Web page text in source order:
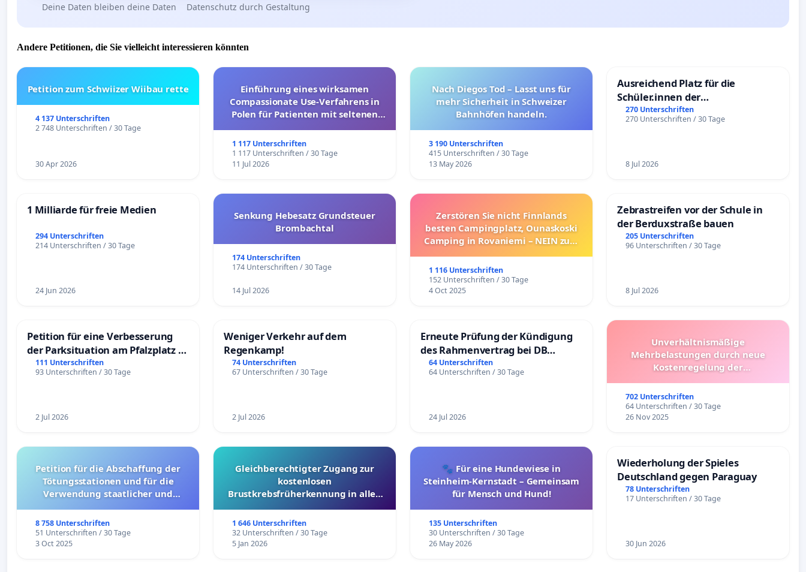
Deine Daten bleiben deine Daten Datenschutz durch Gestaltung
Andere Petitionen, die Sie vielleicht interessieren könnten
Petition zum Schwiizer Wiibau rette
4 137 Unterschriften
2 748 Unterschriften / 30 Tage
30 Apr 2026
Einführung eines wirksamen
Compassionate Use-Verfahrens in
Polen für Patienten mit seltenen
1 117 Unterschriften
1 117 Unterschriften / 30 Tage
11 Jul 2026
Nach Diegos Tod – Lasst uns für
mehr Sicherheit in Schweizer
Bahnhöfen handeln.
3 190 Unterschriften
415 Unterschriften / 30 Tage
13 May 2026
Ausreichend Platz für die
Schüler.innen der
Schönbergschule
270 Unterschriften
270 Unterschriften / 30 Tage
8 Jul 2026
1 Milliarde für freie Medien
294 Unterschriften
214 Unterschriften / 30 Tage
24 Jun 2026
Senkung Hebesatz Grundsteuer
Brombachtal
174 Unterschriften
174 Unterschriften / 30 Tage
14 Jul 2026
Zerstören Sie nicht Finnlands
besten Campingplatz, Ounaskoski
Camping in Rovaniemi – NEIN zum
1 116 Unterschriften
152 Unterschriften / 30 Tage
4 Oct 2025
Zebrastreifen vor der Schule in
der Berduxstraße bauen
205 Unterschriften
96 Unterschriften / 30 Tage
8 Jul 2026
Petition für eine Verbesserung
der Parksituation am Pfalzplatz in
Mannheim
111 Unterschriften
93 Unterschriften / 30 Tage
2 Jul 2026
Weniger Verkehr auf dem
Regenkamp!
74 Unterschriften
67 Unterschriften / 30 Tage
2 Jul 2026
Erneute Prüfung der Kündigung
des Rahmenvertrag bei DB
Fahrwegdienste Gmbh
64 Unterschriften
64 Unterschriften / 30 Tage
24 Jul 2026
Unverhältnismäßige
Mehrbelastungen durch neue
Kostenregelung der
Überprüfung und Alternativen
702 Unterschriften
64 Unterschriften / 30 Tage
26 Nov 2025
Petition für die Abschaffung der
Tötungsstationen und für die
Verwendung staatlicher und
8 758 Unterschriften
51 Unterschriften / 30 Tage
3 Oct 2025
Gleichberechtigter Zugang zur
kostenlosen
Brustkrebsfrüherkennung in allen
1 646 Unterschriften
32 Unterschriften / 30 Tage
5 Jan 2026
🐾 Für eine Hundewiese in
Steinheim-Kernstadt – Gemeinsam
für Mensch und Hund!
135 Unterschriften
30 Unterschriften / 30 Tage
26 May 2026
Wiederholung der Spieles
Deutschland gegen Paraguay
78 Unterschriften
17 Unterschriften / 30 Tage
30 Jun 2026